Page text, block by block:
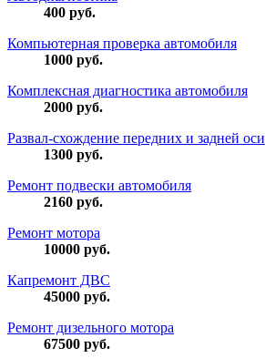
400 руб.
Компьютерная проверка автомобиля
1000 руб.
Комплексная диагностика автомобиля
2000 руб.
Развал-схождение передних и задней оси
1300 руб.
Ремонт подвески автомобиля
2160 руб.
Ремонт мотора
10000 руб.
Капремонт ДВС
45000 руб.
Ремонт дизельного мотора
67500 руб.